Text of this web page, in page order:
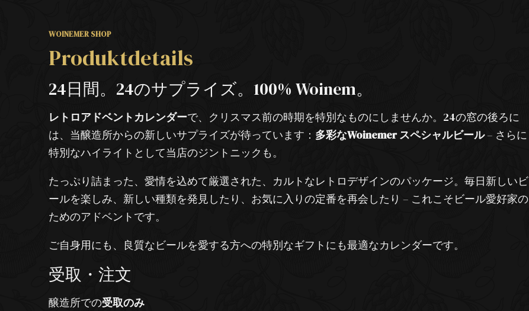
WOINEMER SHOP
Produktdetails
24日間。24のサプライズ。100% Woinem。
レトロアドベントカレンダーで、クリスマス前の時期を特別なものにしませんか。24の窓の後ろに
は、当醸造所からの新しいサプライズが待っています： 多彩なWoinemer スペシャルビール– さらに
特別なハイライトとして当店のジントニックも。
たっぷり詰まった、愛情を込めて厳選された、カルトなレトロデザインのパッケージ。毎日新しいビ
ールを楽しみ、新しい種類を発見したり、お気に入りの定番を再会したり – これこそビール愛好家の
ためのアドベントです。
ご自身用にも、良質なビールを愛する方への特別なギフトにも最適なカレンダーです。
受取・注文
醸造所での受取のみ